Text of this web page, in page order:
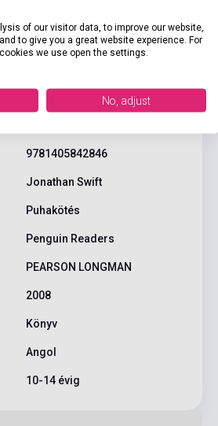
9781405842846
Jonathan Swift
Puhakötés
Penguin Readers
PEARSON LONGMAN
2008
Könyv
Angol
10-14 évig
of our visitor data, to improve our website,
to give you a great website experience. For
we use open the settings.
No, adjust